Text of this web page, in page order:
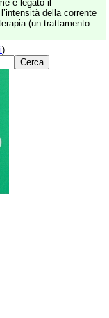
è legato il
della corrente
(un trattamento
)